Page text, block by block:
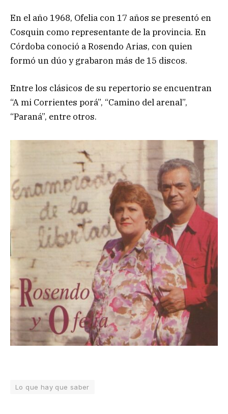
En el año 1968, Ofelia con 17 años se presentó en
Cosquin como representante de la provincia. En
Córdoba conoció a Rosendo Arias, con quien
formó un dúo y grabaron más de 15 discos.
Entre los clásicos de su repertorio se encuentran
“A mi Corrientes porá”, “Camino del arenal”,
“Paraná”, entre otros.
Lo que hay que saber